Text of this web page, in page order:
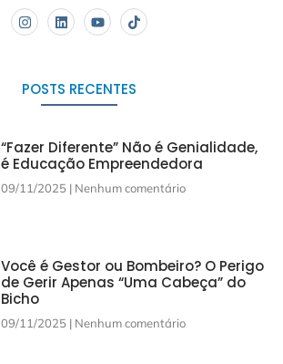
POSTS RECENTES
“Fazer Diferente” Não é Genialidade,
é Educação Empreendedora
09/11/2025 Nenhum comentário
Você é Gestor ou Bombeiro? O Perigo
de Gerir Apenas “Uma Cabeça” do
Bicho
09/11/2025 Nenhum comentário